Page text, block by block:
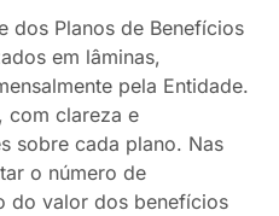
dos Planos de Benefícios
em lâminas,
pela Entidade.
com clareza e
sobre cada plano. Nas
o número de
do valor dos benefícios